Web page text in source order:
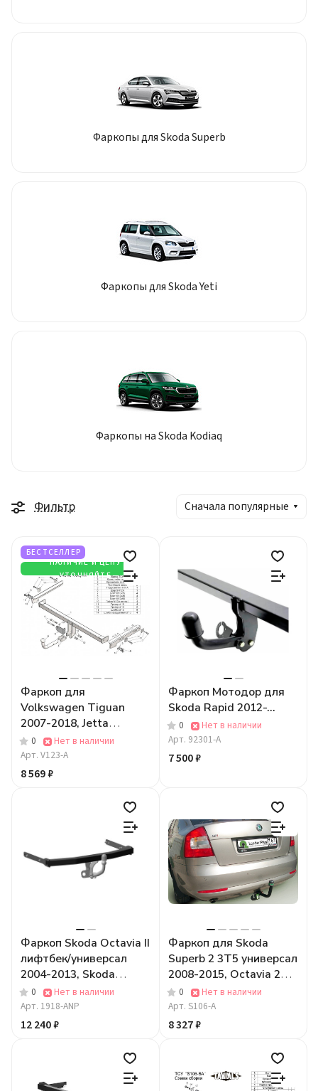
Фаркопы для Skoda Superb
Фаркопы для Skoda Yeti
Фаркопы на Skoda Kodiaq
Фильтр Сначала популярные
БЕСТСЕЛЛЕР
НАЛИЧИЕ И ЦЕНУ
УТОЧНЯЙТЕ
Фаркоп для
Volkswagen Tiguan
2007-2018, Jetta
2010-..., Skoda Yeti
2009-2018, Kodiaq
2016-...
0
Нет в наличии
Арт. V123-A
8 569 ₽
Фаркоп Мотодор для
Skoda Rapid 2012-...
0
Нет в наличии
Арт. 92301-A
7 500 ₽
Фаркоп Skoda Octavia II
лифтбек/универсал
2004-2013, Skoda
Octavia III лифтбек
2013-2020 крепление
шара на двух болтах
0
Нет в наличии
Арт. 1918-ANP
12 240 ₽
Фаркоп для Skoda
Superb 2 3T5 универсал
2008-2015, Octavia 2
лифтбек 1Z3 2008-2013
0
Нет в наличии
Арт. S106-A
8 327 ₽